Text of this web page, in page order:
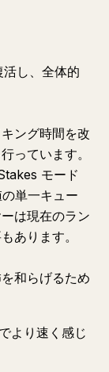
し、全体的
ング時間を改
っています。
モード
単一キュー
は現在のラン
あります。
和らげるため
より速く感じ